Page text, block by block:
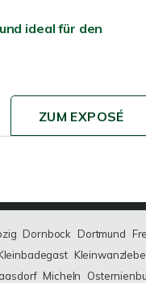
ideal für den
ZUM EXPOSÉ
Dornbock Dortmund
Micheln